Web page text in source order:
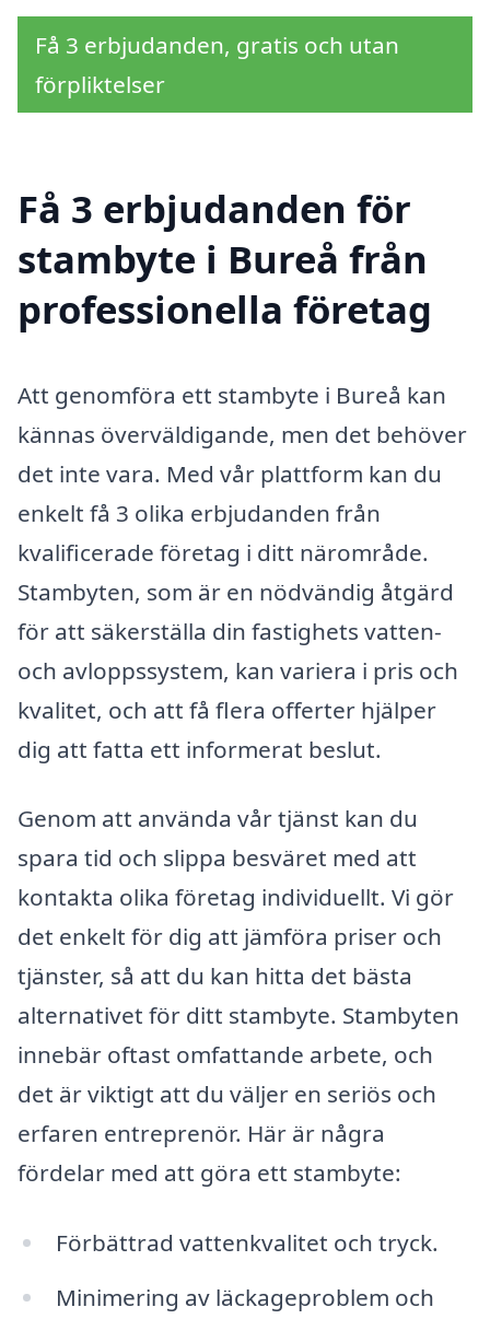
Få 3 erbjudanden, gratis och utan
förpliktelser
Få 3 erbjudanden för
stambyte i Bureå från
professionella företag
Att genomföra ett stambyte i Bureå kan
kännas överväldigande, men det behöver
det inte vara. Med vår plattform kan du
enkelt få 3 olika erbjudanden från
kvalificerade företag i ditt närområde.
Stambyten, som är en nödvändig åtgärd
för att säkerställa din fastighets vatten-
och avloppssystem, kan variera i pris och
kvalitet, och att få flera offerter hjälper
dig att fatta ett informerat beslut.
Genom att använda vår tjänst kan du
spara tid och slippa besväret med att
kontakta olika företag individuellt. Vi gör
det enkelt för dig att jämföra priser och
tjänster, så att du kan hitta det bästa
alternativet för ditt stambyte. Stambyten
innebär oftast omfattande arbete, och
det är viktigt att du väljer en seriös och
erfaren entreprenör. Här är några
fördelar med att göra ett stambyte:
Förbättrad vattenkvalitet och tryck.
Minimering av läckageproblem och